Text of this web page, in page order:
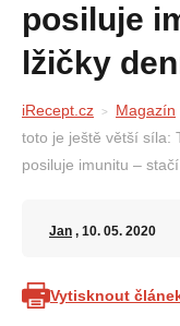
posiluje
lžičky
iRecept.cz Magazín
toto je ještě větší síla:
posiluje imunitu –
Jan , 10. 05. 2020
Vytisknout